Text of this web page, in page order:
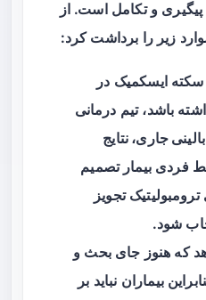
و تکامل است. از
زیر را برداشت کرد:
سکته ایسکمیک در
باشد، تیم درمانی
جاری، نتایج
فردی بیمار تصمیم
تجویز
شود.
که هنوز جای بحث و
بیماران نباید بر